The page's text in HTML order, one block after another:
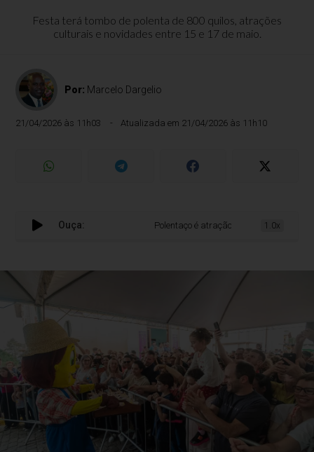
Festa terá tombo de polenta de 800 quilos, atrações
culturais e novidades entre 15 e 17 de maio.
Por: Marcelo Dargelio
21/04/2026 às 11h03 Atualizada em 21/04/2026 às 11h10
Ouça: Polentaço é atração em Monte Belo do Sul
1.0x